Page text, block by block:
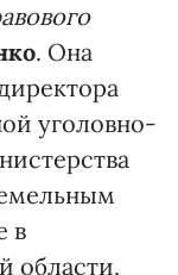
. Она
уголовно-
в
области,